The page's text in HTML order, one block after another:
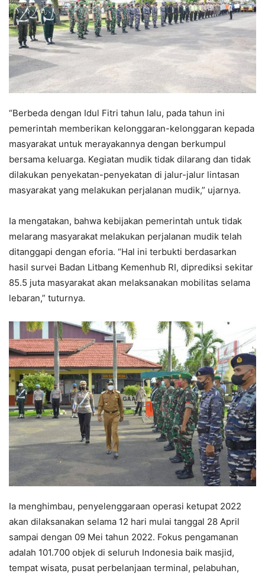
“Berbeda dengan Idul Fitri tahun lalu, pada tahun ini
pemerintah memberikan kelonggaran-kelonggaran kepada
masyarakat untuk merayakannya dengan berkumpul
bersama keluarga. Kegiatan mudik tidak dilarang dan tidak
dilakukan penyekatan-penyekatan di jalur-jalur lintasan
masyarakat yang melakukan perjalanan mudik,” ujarnya.
Ia mengatakan, bahwa kebijakan pemerintah untuk tidak
melarang masyarakat melakukan perjalanan mudik telah
ditanggapi dengan eforia. “Hal ini terbukti berdasarkan
hasil survei Badan Litbang Kemenhub RI, diprediksi sekitar
85.5 juta masyarakat akan melaksanakan mobilitas selama
lebaran,” tuturnya.
Ia menghimbau, penyelenggaraan operasi ketupat 2022
akan dilaksanakan selama 12 hari mulai tanggal 28 April
sampai dengan 09 Mei tahun 2022. Fokus pengamanan
adalah 101.700 objek di seluruh Indonesia baik masjid,
tempat wisata, pusat perbelanjaan terminal, pelabuhan,